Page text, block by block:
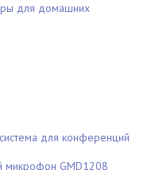
для домашних
для конференций
микрофон GMD1208